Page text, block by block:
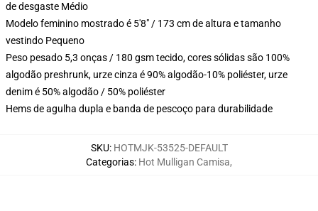
de desgaste Médio
Modelo feminino mostrado é 5'8" / 173 cm de altura e tamanho
vestindo Pequeno
Peso pesado 5,3 onças / 180 gsm tecido, cores sólidas são 100%
algodão preshrunk, urze cinza é 90% algodão-10% poliéster, urze
denim é 50% algodão / 50% poliéster
Hems de agulha dupla e banda de pescoço para durabilidade
SKU: HOTMJK-53525-DEFAULT
Categorias: Hot Mulligan Camisa,